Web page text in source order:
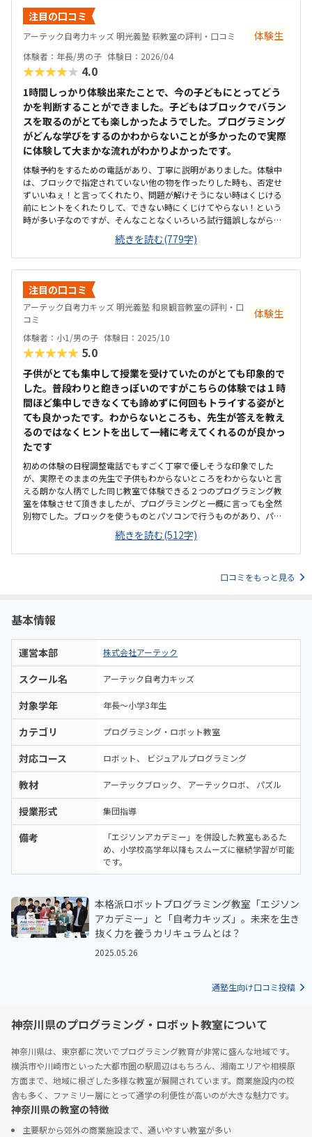
注目の口コミ
アーテック自考力キッズ 明光義塾 萩教室の評判・口コミ 体験生
体験者：年長/男の子 体験日：2026/04
★★★★★ 4.0
1時間しっかり体験出来たことで、今の子どもにとってどう
かを判断することができました。子どもはブロックでバラン
スを取るのがとても楽しかったようでした。プログラミング
がどんな学びをするのかわからないことが多かったので実際
に体験して大まかな流れがわかりよかったです。
体験予約をするための電話があり、丁寧に説明がありました。体験中
は、ブロックで指定されていない他の物を作ったりした時も、否定せ
ずいいねぇ！と言ってくれたり、問題が解けそうにない時はくじける
前にヒントをくれたりして、できない時にくじけてやらない！という
時が多い子なのですが、そんなことなくいろいろ試行錯誤しながらで
きた！が増えていってました。ブロックとワークシートを使った教材
は、子どもの興味関心が高く30分以上集中してやっていました。鉛筆
を持って考えるじゃなく指先で実際に動かして考えるは、活発的な年
長男子にはハマっていたようです。車をプログラミングで動かす教材
は、何がどうなったら動くのかがあまりよくわかっていなさそうなの
と、パソコン操作がほぼ初めてだったので、マウスの機微な動かし方
が難しく飽きてました。教材自体は、プログラミングした通りに動く
という物でとても面白いなと親は思いました。駐車場は2台ありました
が、私は運転が上手ではないので何度も切りかえしながら停めまし
た。駐輪場もありました。交差点付近に立地しており、比較的車も多
いところです。建物の2階で、明るい雰囲気でした。チャイムもなって
いて塾という感じでした。年長から通うには早いかなという雰囲気で
はあります。机や椅子はたくさんあり仕切りなどもありました。プロ
グラミング教室が他にないので比較できないのですが、教材費が結構
かかるなという印象でした。他の習い事と比べても、3000〜5000円程
高いです。年長での習い事としては高いかなぁという印象です。ブロッ
ク教材が子どもにハマる物でとても集中してできていました。これは
どうだろう？これは？と試行錯誤しながらやっていたので親としても
もは大喜びで帰りの車で早速いろいろな物を作っていました。
続きを読む(779字)
注目の口コミ
アーテック自考力キッズ 明光義塾 和泉観音教室の評判・口
コミ
体験生
体験者：小1/男の子 体験日：2025/10
★★★★★ 5.0
子供がとても集中して授業を受けていたのがとても印象的で
した。普段わりと飽きっぽいのですがこちらの体験では１時
間ほど集中しできなくても諦めずに何回もトライする姿がと
ても良かったです。わからないところも、先生が答えを教え
るのではなくヒントを出して一緒に考えてくれるのが良かっ
たです
初めの体験の日程調整電話でもすごく丁寧で優しそうな印象でした
が、実際そのままの先生で子供もわからないところをわからないと言
える朗かな人柄でした同じ教室で体験できる２つのプログラミング教
室を体験させて頂きましたが、プログラミングと一概に言っても全然
別物でした。ブロックを使うものとパソコンで行うものがあり、パソ
コンの方は家では学習できないしタイピングの練習も取り入れていた
のでイイなと思いました家から近いのでとても通いやすいし、駐車場
も教室の真下にあるので雨の日でも心配いりません。ただ前面の道路
静かで集中してプログラミングに取り組める環境でした。また先生が
事に比べると諸費用などもかかるので高いです。教材は一年生の子供
でもとっつきやすい印象でした。またわからないところはすぐに先生
に聞ける環境がありよかったです。パソコンを使う機会が全くないの
でパソコンを触るだけで子供は嬉しそうでした。その嬉しいが将来の
何かにつながればいいなと思います。
続きを読む(512字)
口コミをもっと見る
基本情報
運営本部 株式会社アーテック
スクール名 アーテック自考力キッズ
対象学年 年長～小学3年生
カテゴリ プログラミング・ロボット教室
対応コース ロボット ビジュアルプログラミング
教材 アーテックブロック アーテックロボ パズル
授業形式 集団指導
備考
「エジソンアカデミー」を併設した教室もあるた
め、小学校高学年以降もスムーズに継続学習が可能
です。
本格派ロボットプログラミング教室「エジソン
アカデミー」と「自考力キッズ」。未来を生き
抜く力を養うカリキュラムとは？
2025.05.26
通塾生向け口コミ投稿
神奈川県のプログラミング・ロボット教室について
神奈川県は、東京都に次いでプログラミング教育が非常に盛んな地域です。
横浜市や川崎市といった大都市圏の駅周辺はもちろん、湘南エリアや相模原
方面まで、地域に根ざした多様な教室が展開されています。商業施設内の校
舎も多く、ファミリー層にとって通学の利便性が高いのが大きな魅力です。
神奈川県の教室の特徴
主要駅から郊外の商業施設まで、通いやすい教室が多い